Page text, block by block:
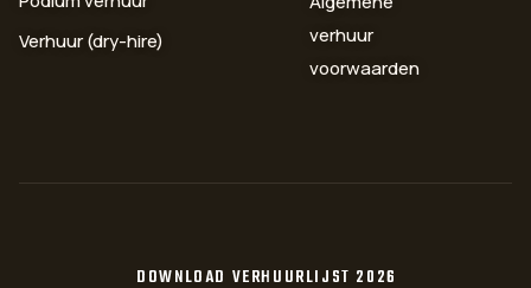
Verhuur (dry-hire)
verhuur
voorwaarden
DOWNLOAD VERHUURLIJST 2026